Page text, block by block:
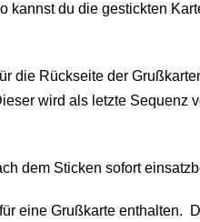
du die gestickten
die Rückseite der
wird als letzte Sequenz
dem Sticken sofort
eine Grußkarte enthalten.